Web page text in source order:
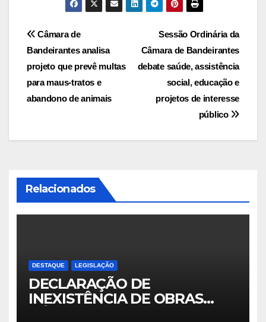
Navegação
de
Post
Sessão Ordinária da
Câmara de Bandeirantes
debate saúde, assistência
social, educação e
projetos de interesse
público
Câmara de
Bandeirantes analisa
projeto que prevê multas
para maus-tratos e
abandono de animais
Relacionados
DESTAQUE LEGISLAÇÃO
DECLARAÇÃO DE
INEXISTÊNCIA DE OBRAS